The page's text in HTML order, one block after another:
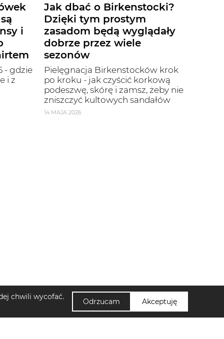
i
- gdzie
i z
Jak dbać o Birkenstocki?
Dzięki tym prostym
zasadom będą wyglądały
dobrze przez wiele
sezonów
Pielęgnacja Birkenstocków krok
po kroku - jak czyścić korkową
podeszwę, skórę i zamsz, żeby nie
zniszczyć kultowych sandałów
14 MAJA 2026
chwili wycofać.
Odrzucam Akceptuję